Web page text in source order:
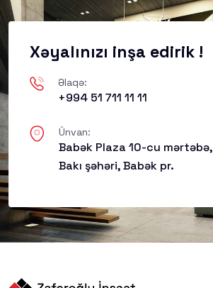
Xəyalınızı inşa edirik !
Əlaqə:
+994 51 711 11 11
Ünvan:
Babək Plaza 10-cu mərtəbə,
Bakı şəhəri, Babək pr.